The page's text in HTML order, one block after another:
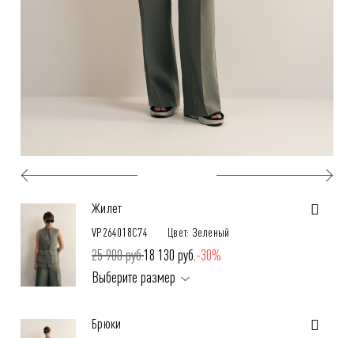
Жилет
VP264018C74 Цвет: Зеленый
25 900 руб.18 130 руб. -30%
Выберите размер
Брюки